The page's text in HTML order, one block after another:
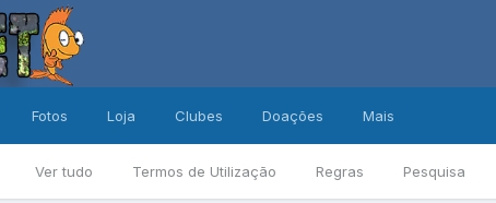
Ver tudo Termos de Utilização Regras Pesquisa
Fotos Loja Clubes Doações Mais